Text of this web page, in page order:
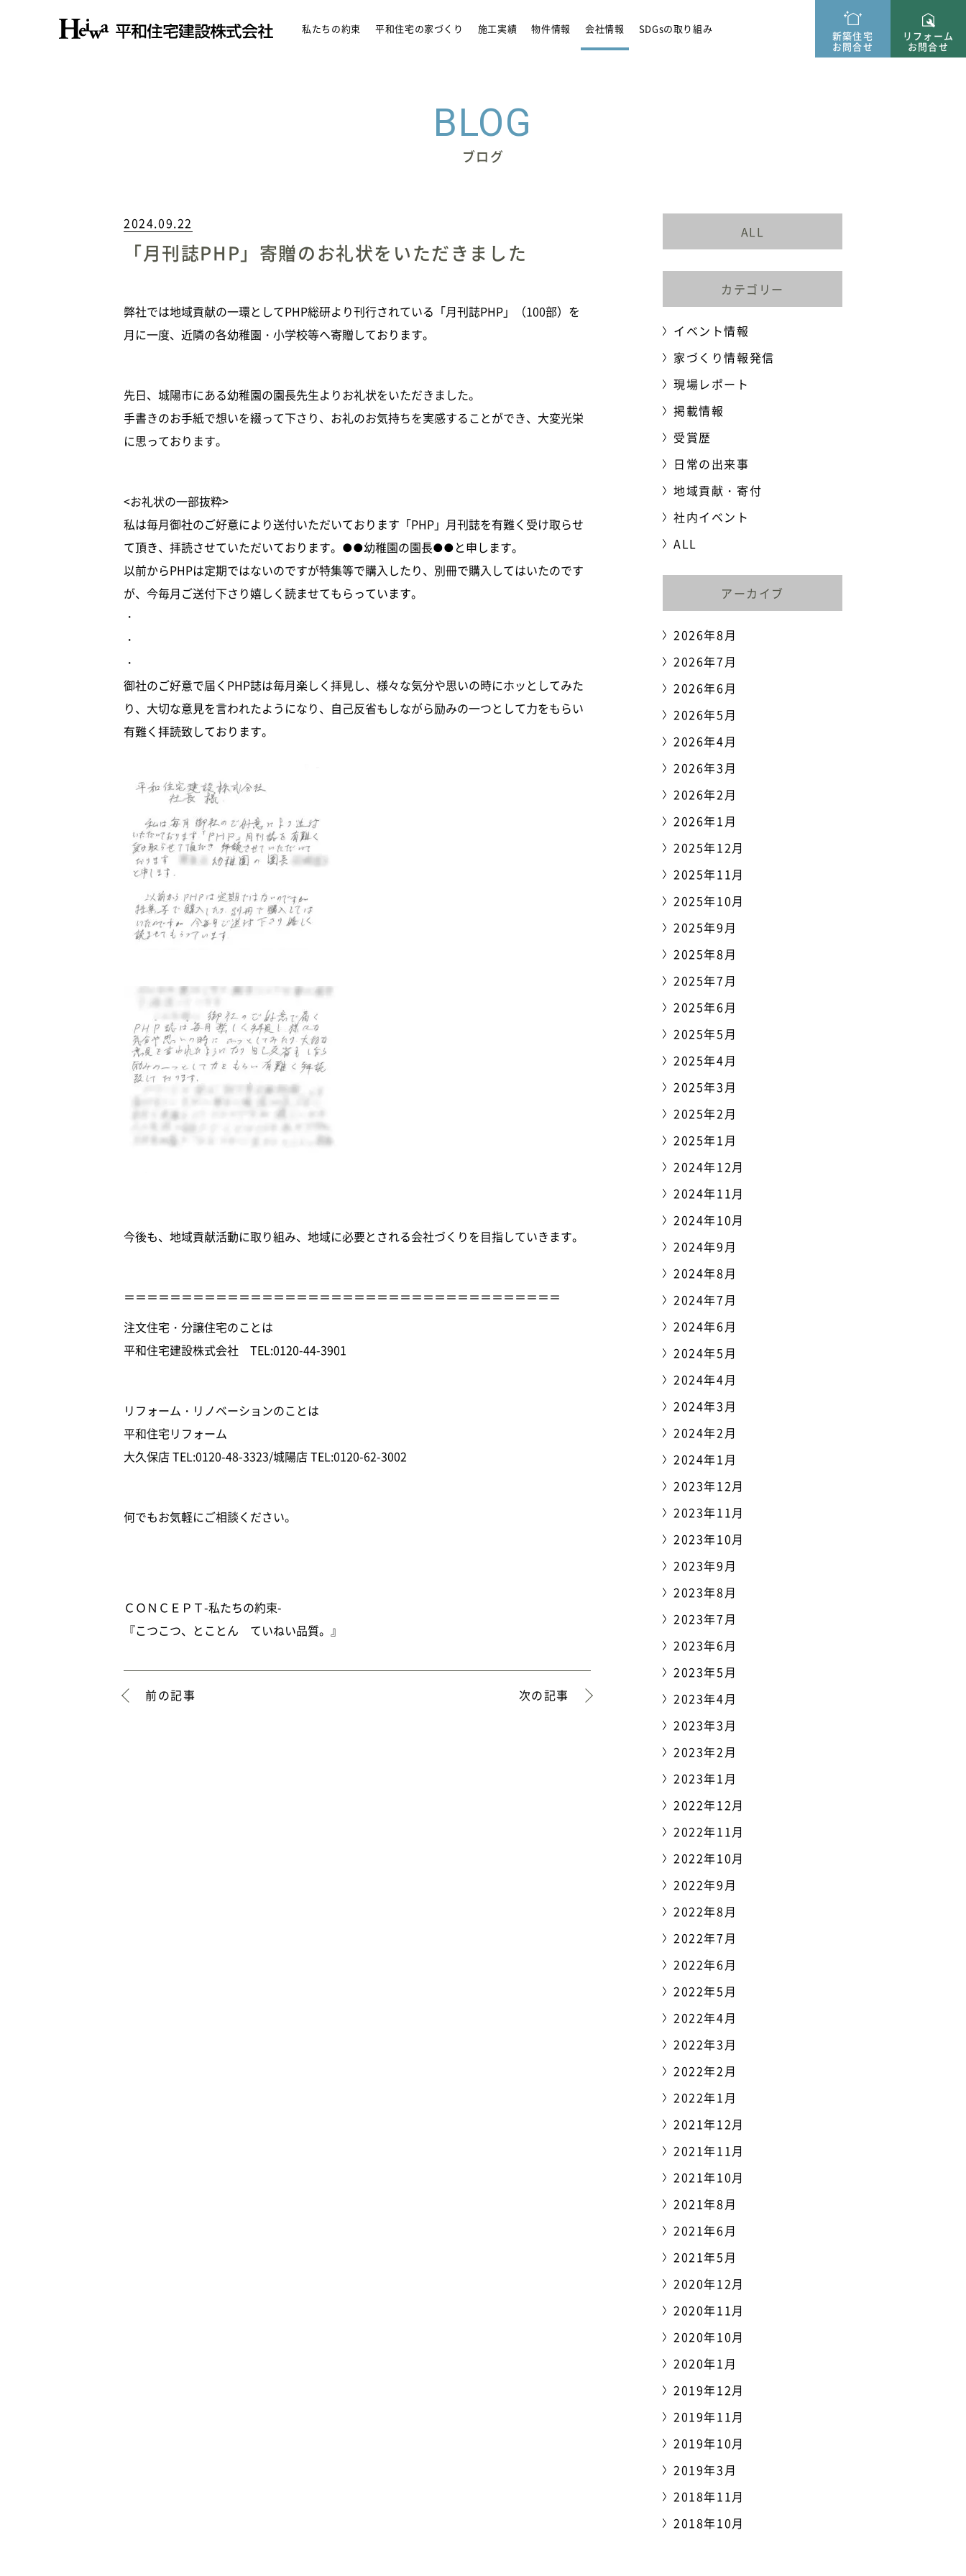
私たちの約束 平和住宅の家づくり 施工実績 物件情報 会社情報 SDGsの取り組み
新築住宅
お問合せ
リフォーム
お問合せ
BLOG
ブログ
2024.09.22
「月刊誌PHP」寄贈のお礼状をいただきました
弊社では地域貢献の一環としてPHP総研より刊行されている「月刊誌PHP」（100部）を
月に一度、近隣の各幼稚園・小学校等へ寄贈しております。
先日、城陽市にある幼稚園の園長先生よりお礼状をいただきました。
手書きのお手紙で想いを綴って下さり、お礼のお気持ちを実感することができ、大変光栄
に思っております。
<お礼状の一部抜粋>
私は毎月御社のご好意により送付いただいております「PHP」月刊誌を有難く受け取らせ
て頂き、拝読させていただいております。●●幼稚園の園長●●と申します。
以前からPHPは定期ではないのですが特集等で購入したり、別冊で購入してはいたのです
が、今毎月ご送付下さり嬉しく読ませてもらっています。
・
・
・
御社のご好意で届くPHP誌は毎月楽しく拝見し、様々な気分や思いの時にホッとしてみた
り、大切な意見を言われたようになり、自己反省もしながら励みの一つとして力をもらい
有難く拝読致しております。
今後も、地域貢献活動に取り組み、地域に必要とされる会社づくりを目指していきます。
＝＝＝＝＝＝＝＝＝＝＝＝＝＝＝＝＝＝＝＝＝＝＝＝＝＝＝＝＝＝＝＝＝＝＝＝＝＝
注文住宅・分譲住宅のことは
平和住宅建設株式会社 TEL:0120-44-3901
リフォーム・リノベーションのことは
平和住宅リフォーム
大久保店 TEL:0120-48-3323/城陽店 TEL:0120-62-3002
何でもお気軽にご相談ください。
ＣＯＮＣＥＰＴ-私たちの約束-
『こつこつ、とことん ていねい品質。』
前の記事 次の記事
ALL
カテゴリー
イベント情報
家づくり情報発信
現場レポート
掲載情報
受賞歴
日常の出来事
地域貢献・寄付
社内イベント
ALL
アーカイブ
2026年8月
2026年7月
2026年6月
2026年5月
2026年4月
2026年3月
2026年2月
2026年1月
2025年12月
2025年11月
2025年10月
2025年9月
2025年8月
2025年7月
2025年6月
2025年5月
2025年4月
2025年3月
2025年2月
2025年1月
2024年12月
2024年11月
2024年10月
2024年9月
2024年8月
2024年7月
2024年6月
2024年5月
2024年4月
2024年3月
2024年2月
2024年1月
2023年12月
2023年11月
2023年10月
2023年9月
2023年8月
2023年7月
2023年6月
2023年5月
2023年4月
2023年3月
2023年2月
2023年1月
2022年12月
2022年11月
2022年10月
2022年9月
2022年8月
2022年7月
2022年6月
2022年5月
2022年4月
2022年3月
2022年2月
2022年1月
2021年12月
2021年11月
2021年10月
2021年8月
2021年6月
2021年5月
2020年12月
2020年11月
2020年10月
2020年1月
2019年12月
2019年11月
2019年10月
2019年3月
2018年11月
2018年10月